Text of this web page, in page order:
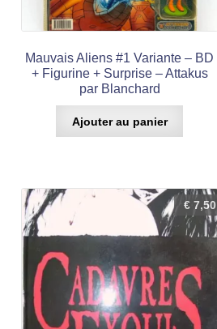
Mauvais Aliens #1 Variante – BD
+ Figurine + Surprise – Attakus
par Blanchard
Ajouter au panier
€7,50